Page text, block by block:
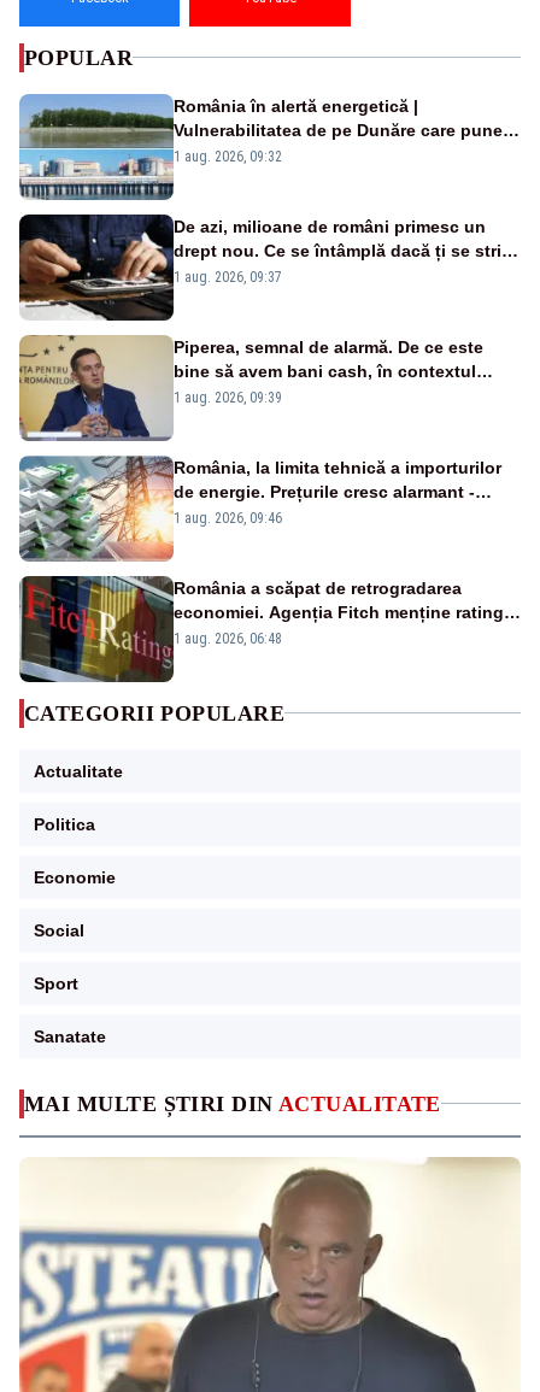
MAI MULTE ȘTIRI DIN ACTUALITATE
POPULAR
România în alertă energetică |
Vulnerabilitatea de pe Dunăre care pune
în pericol Centrala Cernavodă era
1 aug. 2026, 09:32
De azi, milioane de români primesc un
drept nou. Ce se întâmplă dacă ți se strică
un produs
1 aug. 2026, 09:37
Piperea, semnal de alarmă. De ce este
bine să avem bani cash, în contextul
alertei energetice?
1 aug. 2026, 09:39
România, la limita tehnică a importurilor
de energie. Prețurile cresc alarmant -
Analiză Realitatea Plus
1 aug. 2026, 09:46
România a scăpat de retrogradarea
economiei. Agenția Fitch menține ratingul
„BBB-” cu perspectivă negativă
1 aug. 2026, 06:48
CATEGORII POPULARE
Actualitate
Politica
Economie
Social
Sport
Sanatate